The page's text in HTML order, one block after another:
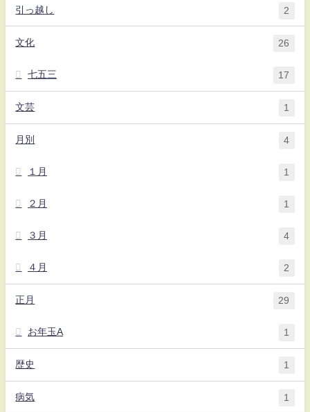
引っ越し 2
文化 26
七五三 17
文芸 1
月別 4
１月 1
２月 1
３月 4
４月 2
正月 29
お年玉A 1
歴史 1
病気 1